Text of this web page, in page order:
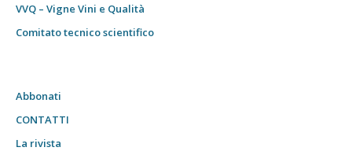
VVQ – Vigne Vini e Qualità
Comitato tecnico scientifico
Abbonati
CONTATTI
La rivista